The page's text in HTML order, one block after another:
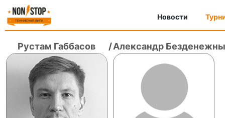
Новости
Рустам Габбасов /Александр